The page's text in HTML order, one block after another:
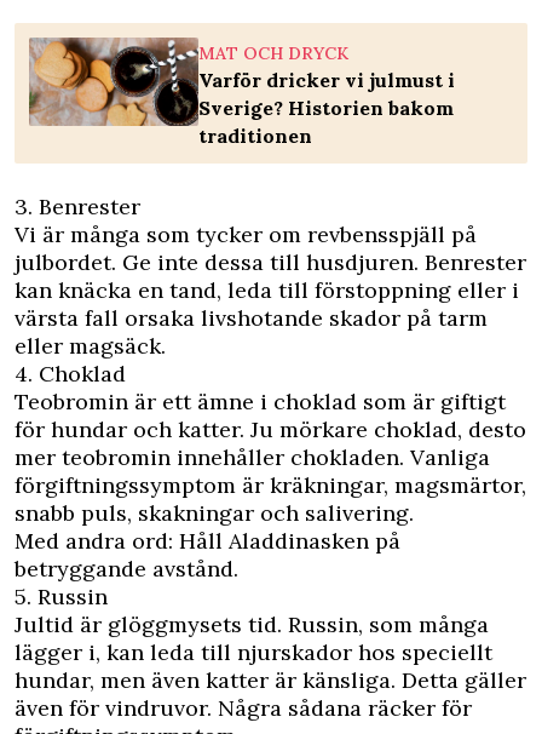
MAT OCH DRYCK
Varför dricker vi julmust i
Sverige? Historien bakom
traditionen
3. Benrester
Vi är många som tycker om revbensspjäll på
julbordet. Ge inte dessa till husdjuren. Benrester
kan knäcka en tand, leda till förstoppning eller i
värsta fall orsaka livshotande skador på tarm
eller magsäck.
4. Choklad
Teobromin är ett ämne i choklad som är giftigt
för hundar och katter. Ju mörkare choklad, desto
mer teobromin innehåller chokladen. Vanliga
förgiftningssymptom är kräkningar, magsmärtor,
snabb puls, skakningar och salivering.
Med andra ord: Håll Aladdinasken på
betryggande avstånd.
5. Russin
Jultid är glöggmysets tid. Russin, som många
lägger i, kan leda till njurskador hos speciellt
hundar, men även katter är känsliga. Detta gäller
även för vindruvor. Några sådana räcker för